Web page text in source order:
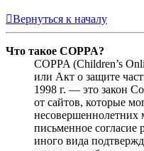
Вернуться к началу
Что такое COPPA?
COPPA (Children’s
или Акт о защите
1998 г. — это закон
от сайтов, которые
несовершеннолетних
письменное согласие
иного вида